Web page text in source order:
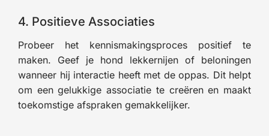
4. Positieve Associaties
Probeer het kennismakingsproces positief te
maken. Geef je hond lekkernijen of beloningen
wanneer hij interactie heeft met de oppas. Dit helpt
om een gelukkige associatie te creëren en maakt
toekomstige afspraken gemakkelijker.